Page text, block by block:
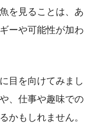
を見ることは、あ
ーや可能性が加わ
目を向けてみまし
、仕事や趣味での
かもしれません。